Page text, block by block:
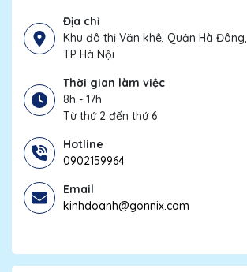
Địa chỉ
Khu đô thị Văn khê, Quận Hà Đông,
TP Hà Nội
Thời gian làm việc
8h - 17h
Từ thứ 2 đến thứ 6
Hotline
0902159964
Email
kinhdoanh@gonnix.com